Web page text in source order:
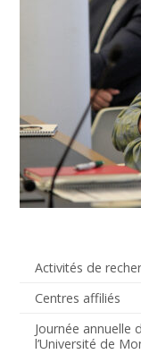
Activités de
Centres affiliés
Journée annuelle
l’Université de